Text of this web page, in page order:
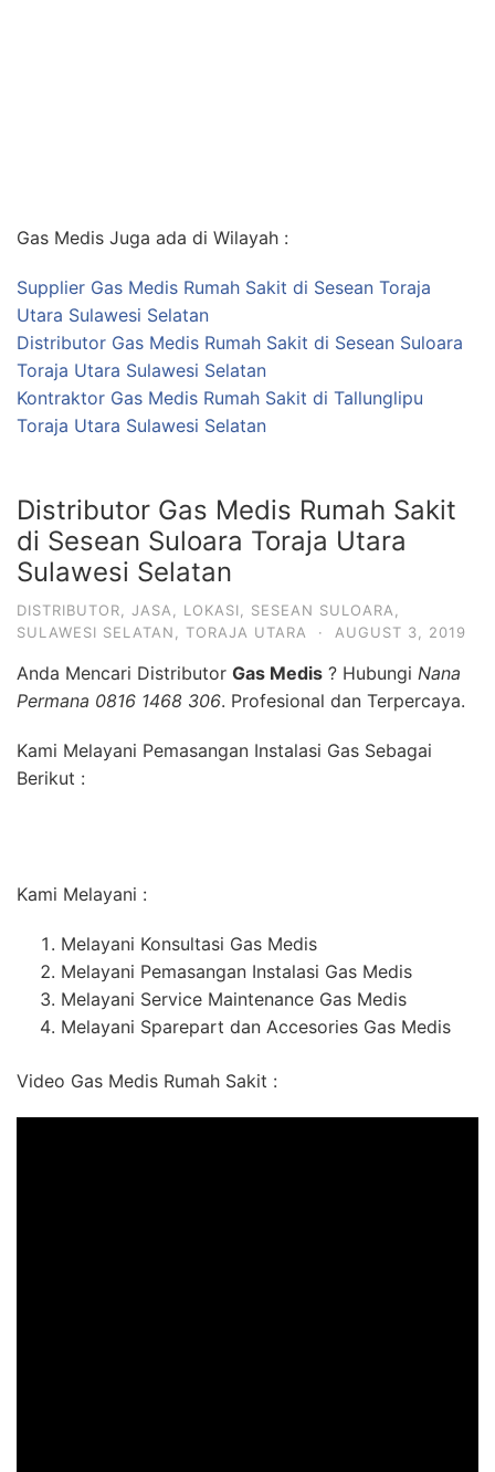
Gas Medis Juga ada di Wilayah :
Supplier Gas Medis Rumah Sakit di Sesean Toraja
Utara Sulawesi Selatan
Distributor Gas Medis Rumah Sakit di Sesean Suloara
Toraja Utara Sulawesi Selatan
Kontraktor Gas Medis Rumah Sakit di Tallunglipu
Toraja Utara Sulawesi Selatan
Distributor Gas Medis Rumah Sakit
di Sesean Suloara Toraja Utara
Sulawesi Selatan
DISTRIBUTOR JASA LOKASI SESEAN SULOARA
SULAWESI SELATAN
TORAJA UTARA · AUGUST 3, 2019
Anda Mencari Distributor Gas Medis ? Hubungi Nana
Permana 0816 1468 306. Profesional dan Terpercaya.
Kami Melayani Pemasangan Instalasi Gas Sebagai
Berikut :
Kami Melayani :
Melayani Konsultasi Gas Medis
Melayani Pemasangan Instalasi Gas Medis
Melayani Service Maintenance Gas Medis
Melayani Sparepart dan Accesories Gas Medis
Video Gas Medis Rumah Sakit :